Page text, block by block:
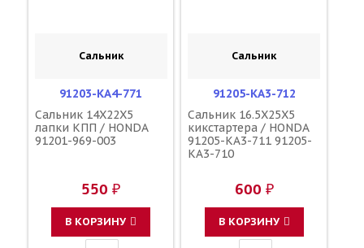
Сальник
91203-KA4-771
Сальник 14X22X5
лапки КПП / HONDA
91201-969-003
550 ₽
В КОРЗИНУ
Сальник
91205-KA3-712
Сальник 16.5X25X5
кикстартера / HONDA
91205-KA3-711 91205-
KA3-710
600 ₽
В КОРЗИНУ